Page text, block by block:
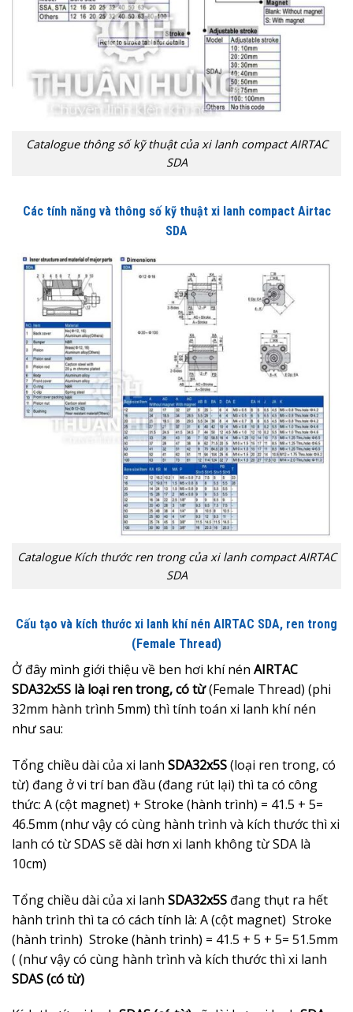
Catalogue thông số kỹ thuật của xi lanh compact AIRTAC
SDA
Các tính năng và thông số kỹ thuật xi lanh compact Airtac
SDA
Catalogue Kích thước ren trong của xi lanh compact AIRTAC
SDA
Cấu tạo và kích thước xi lanh khí nén AIRTAC SDA, ren trong
(Female Thread)
Ở đây mình giới thiệu về ben hơi khí nén AIRTAC
SDA32x5S là loại ren trong, có từ(Female Thread) (phi
32mm hành trình 5mm) thì tính toán xi lanh khí nén
như sau:
Tổng chiều dài của xi lanh SDA32x5S(loại ren trong, có
từ) đang ở vi trí ban đầu (đang rút lại) thì ta có công
thức: A (cột magnet) + Stroke (hành trình) = 41.5 + 5=
46.5mm (như vậy có cùng hành trình và kích thước thì xi
lanh có từ SDAS sẽ dài hơn xi lanh không từ SDA là
10cm)
Tổng chiều dài của xi lanh SDA32x5S đang thụt ra hết
hành trình thì ta có cách tính là: A (cột magnet) Stroke
(hành trình) Stroke (hành trình) = 41.5 + 5 + 5= 51.5mm
( (như vậy có cùng hành trình và kích thước thì xi lanh
SDAS (có từ)